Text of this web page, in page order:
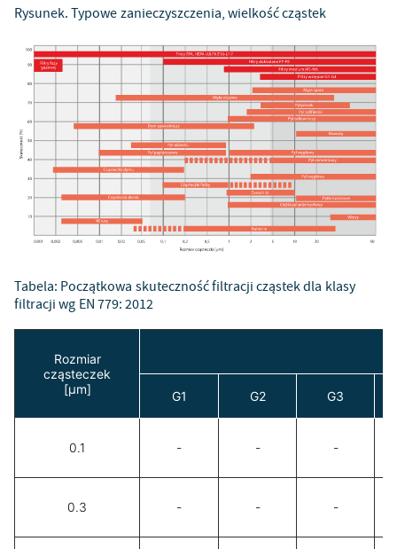
Rysunek. Typowe zanieczyszczenia, wielkość cząstek
Tabela: Początkowa skuteczność filtracji cząstek dla klasy
filtracji wg EN 779: 2012
Rozmiar
cząsteczek
[μm]
G1 G2 G3
0.1 - - -
0.3 - - -